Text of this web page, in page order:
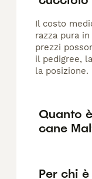
Il costo
razza pura
prezzi
il pedigree,
la posizione.
Quanto
cane
Per chi